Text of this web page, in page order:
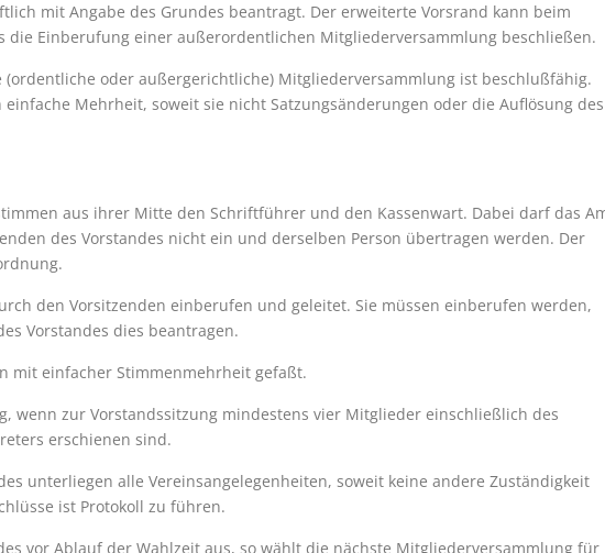
mit Angabe des Grundes beantragt. Der erweiterte Vorsrand kann beim
die Einberufung einer außerordentlichen Mitgliederversammlung beschließen.
(ordentliche oder außergerichtliche) Mitgliederversammlung ist beschlußfähig.
Mehrheit, soweit sie nicht Satzungsänderungen oder die Auflösung des
aus ihrer Mitte den Schriftführer und den Kassenwart. Dabei darf das
des Vorstandes nicht ein und derselben Person übertragen werden. Der
den Vorsitzenden einberufen und geleitet. Sie müssen einberufen werden,
Vorstandes dies beantragen.
mit einfacher Stimmenmehrheit gefaßt.
wenn zur Vorstandssitzung mindestens vier Mitglieder einschließlich des
erschienen sind.
unterliegen alle Vereinsangelegenheiten, soweit keine andere Zuständigkeit
ist Protokoll zu führen.
vor Ablauf der Wahlzeit aus, so wählt die nächste Mitgliederversammlung für